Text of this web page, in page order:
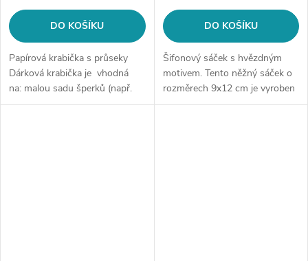
DO KOŠÍKU
Papírová krabička s průseky
Dárková krabička je vhodná
na: malou sadu šperků (např.
náhrdelník + náušnice) 8 cm x 5
DO KOŠÍKU
Šifonový sáček s hvězdným
motivem. Tento něžný sáček o
rozměrech 9x12 cm je vyroben
z kvalitního šifonu v žluté